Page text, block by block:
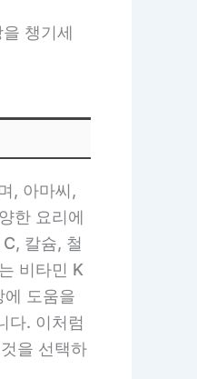
챙기세
, 아마씨,
한 요리에
칼슘, 철
비타민 K
에 도움을
다. 이처럼
을 선택하